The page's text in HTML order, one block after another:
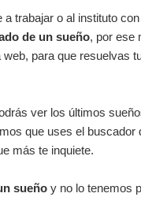
a trabajar o al instituto
de un sueño, por ese
para que resuelvas
ver los últimos
que uses el buscador
más te inquiete.
sueño y no lo tenemos